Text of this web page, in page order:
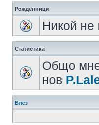
Рожденници
Никой не
Статистика
Общо
нов
Влез